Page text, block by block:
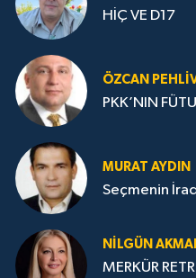
HİÇ VE D17
ÖZCAN
PKK’NIN
MURAT AYDIN
Seçmenin
NILGÜN
MERKÜR